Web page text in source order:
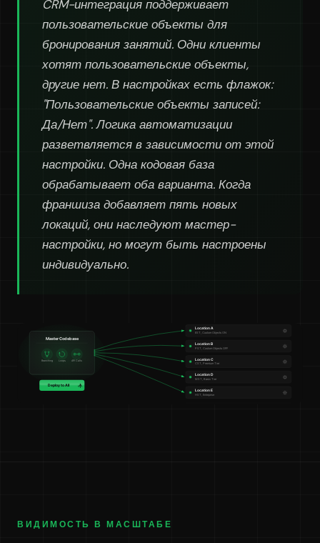
CRM-интеграция поддерживает
пользовательские объекты для
бронирования занятий. Одни клиенты
хотят пользовательские объекты,
другие нет. В настройках есть флажок:
"Пользовательские объекты записей:
Да/Нет". Логика автоматизации
разветвляется в зависимости от этой
настройки. Одна кодовая база
обрабатывает оба варианта. Когда
франшиза добавляет пять новых
локаций, они наследуют мастер-
настройки, но могут быть настроены
индивидуально.
ВИДИМОСТЬ В МАСШТАБЕ